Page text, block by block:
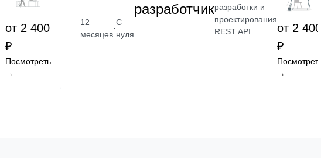
от 2 400
₽
Посмотреть
→
12
месяцев
·
С
нуля
разработчикразработки и
проектирования
REST API
от 2 400
₽
→